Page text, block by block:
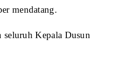
mendatang.
seluruh Kepala Dusun